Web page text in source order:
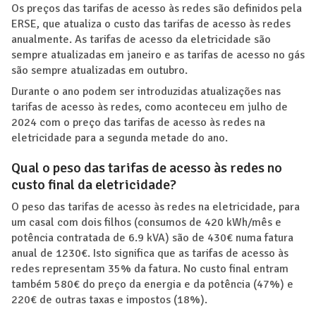
Os preços das tarifas de acesso às redes são definidos pela
ERSE, que atualiza o custo das tarifas de acesso às redes
anualmente. As tarifas de acesso da eletricidade são
sempre atualizadas em janeiro e as tarifas de acesso no gás
são sempre atualizadas em outubro.
Durante o ano podem ser introduzidas atualizações nas
tarifas de acesso às redes, como aconteceu em julho de
2024 com o preço das tarifas de acesso às redes na
eletricidade para a segunda metade do ano.
Qual o peso das tarifas de acesso às redes no
custo final da eletricidade?
O peso das tarifas de acesso às redes na eletricidade, para
um casal com dois filhos (consumos de 420 kWh/mês e
potência contratada de 6.9 kVA) são de 430€ numa fatura
anual de 1230€. Isto significa que as tarifas de acesso às
redes representam 35% da fatura. No custo final entram
também 580€ do preço da energia e da potência (47%) e
220€ de outras taxas e impostos (18%).